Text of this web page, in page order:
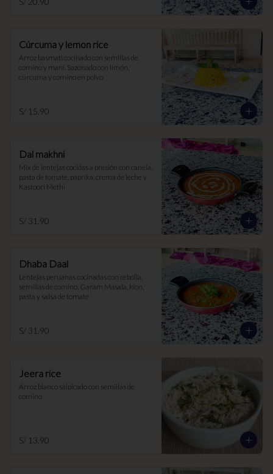
Cúrcuma y lemon rice
Arroz basmati cocinado con semillas de
comino y maní. Sazonado con limón,
cúrcuma y comino en polvo
S/ 15.90
Dal makhni
Mix de lentejas cocidas a presión con canela,
pasta de tomate, paprika, crema de leche y
Kastoori Methi
S/ 31.90
Dhaba Daal
Lentejas peruanas cocinadas con cebolla,
semillas de comino, Garam Masala, kion,
pasta y salsa de tomate
S/ 31.90
Jeera rice
Arroz blanco salpicado con semillas de
comino
S/ 13.90